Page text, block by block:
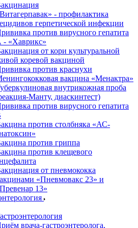
- профилактика
герпетической инфекции
против вирусного гепатита
- «Хаврикс»
от кори культуральной
коревой вакциной
против краснухи
вакцина «Менактра»
внутрикожная проба
Манту, диаскинтест)
против вирусного гепатита
против столбняка «АС-
против гриппа
против клещевого
от пневмококка
«Пневмовакс 23» и
13»
врача-гастроэнтеролога,